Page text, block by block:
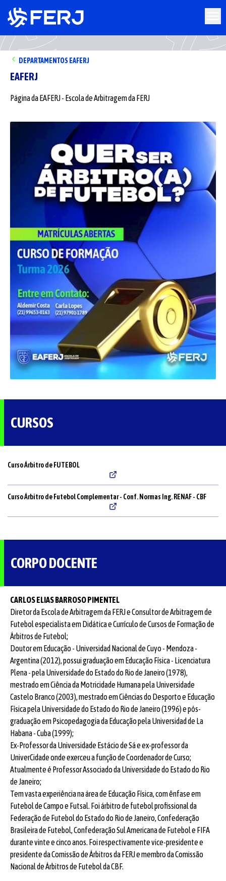
DEPARTAMENTOS EAFERJ
EAFERJ
Página da EAFERJ - Escola de Arbitragem da FERJ
CURSOS
Curso Árbitro de FUTEBOL
Curso Árbitro de Futebol Complementar - Conf. Normas Ing. RENAF - CBF
CORPO DOCENTE
CARLOS ELIAS BARROSO PIMENTEL
Diretor da Escola de Arbitragem da FERJ e Consultor de Arbitragem de
Futebol especialista em Didática e Currículo de Cursos de Formação de
Árbitros de Futebol;
Doutor em Educação - Universidad Nacional de Cuyo - Mendoza -
Argentina (2012), possui graduação em Educação Física - Licenciatura
Plena - pela Universidade do Estado do Rio de Janeiro (1978),
mestrado em Ciência da Motricidade Humana pela Universidade
Castelo Branco (2003), mestrado em Ciências do Desporto e Educação
Física pela Universidade do Estado do Rio de Janeiro (1996) e pós-
graduação em Psicopedagogia da Educação pela Universidad de La
Habana - Cuba (1999);
Ex-Professor da Universidade Estácio de Sá e ex-professor da
UniverCidade onde exerceu a função de Coordenador de Curso;
Atualmente é Professor Associado da Universidade do Estado do Rio
de Janeiro;
Tem vasta experiência na área de Educação Física, com ênfase em
Futebol de Campo e Futsal. Foi árbitro de futebol profissional da
Federação de Futebol do Estado do Rio de Janeiro, Confederação
Brasileira de Futebol, Confederação Sul Americana de Futebol e FIFA
durante vinte e cinco anos. Foi respectivamente vice-presidente e
presidente da Comissão de Árbitros da FERJ e membro da Comissão
Nacional de Árbitros de Futebol da CBF.